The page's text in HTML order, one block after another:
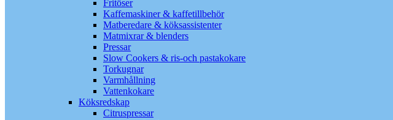
Fritöser
Kaffemaskiner & kaffetillbehör
Matberedare & köksassistenter
Matmixrar & blenders
Pressar
Slow Cookers & ris-och pastakokare
Torkugnar
Varmhållning
Vattenkokare
Köksredskap
Citruspressar